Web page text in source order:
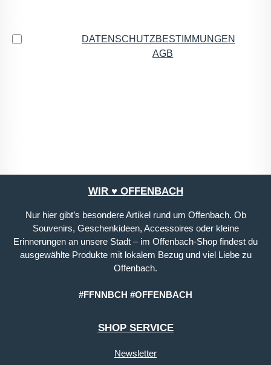
DATENSCHUTZBESTIMMUNGEN
AGB
WIR ♥ OFFENBACH
Nur hier gibt’s besondere Artikel rund um Offenbach. Ob
Souvenirs, Geschenkideen, Accessoires oder kleine
Erinnerungen an unsere Stadt – im Offenbach-Shop findest du
ausgewählte Produkte mit lokalem Bezug und viel Liebe zu
Offenbach.
#FFNNBCH #OFFENBACH
SHOP SERVICE
Newsletter